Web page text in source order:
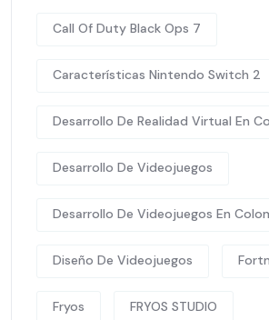
Call Of Duty Black Ops 7
Características Nintendo Switch 2
Desarrollo De Realidad Virtual En
Desarrollo De Videojuegos
Desarrollo De Videojuegos En
Diseño De Videojuegos
Fryos FRYOS STUDIO